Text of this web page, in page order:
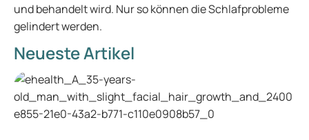
und behandelt wird. Nur so können die Schlafprobleme
gelindert werden.
Neueste Artikel